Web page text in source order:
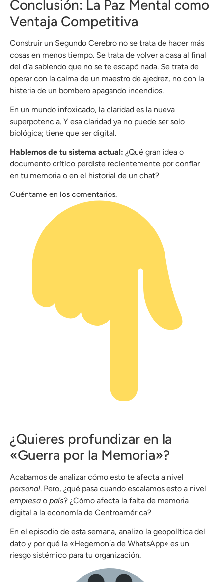
Conclusión: La Paz Mental como
Ventaja Competitiva
Construir un Segundo Cerebro no se trata de hacer más
cosas en menos tiempo. Se trata de volver a casa al final
del día sabiendo que no se te escapó nada. Se trata de
operar con la calma de un maestro de ajedrez, no con la
histeria de un bombero apagando incendios.
En un mundo infoxicado, la claridad es la nueva
superpotencia. Y esa claridad ya no puede ser solo
biológica; tiene que ser digital.
Hablemos de tu sistema actual: ¿Qué gran idea o
documento crítico perdiste recientemente por confiar
en tu memoria o en el historial de un chat?
Cuéntame en los comentarios.
¿Quieres profundizar en la
«Guerra por la Memoria»?
Acabamos de analizar cómo esto te afecta a nivel
personal. Pero, ¿qué pasa cuando escalamos esto a nivel
empresa o país? ¿Cómo afecta la falta de memoria
digital a la economía de Centroamérica?
En el episodio de esta semana, analizo la geopolítica del
dato y por qué la «Hegemonía de WhatsApp» es un
riesgo sistémico para tu organización.